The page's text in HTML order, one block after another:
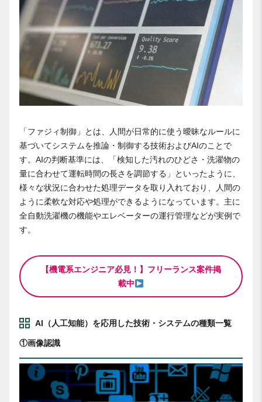
「ファジィ制御」とは、人間が日常的に使う曖昧なルールに
基づいてシステムを推論・制御する技術およびAIのことで
す。AIの判断基準には、「検知した汚れのひどさ・洗濯物の
量に合わせて運転時間の長さを調節する」といったように、
様々な状況に合わせた処理データを取り入れており、人間の
ように柔軟な対応や処理ができるようになっています。主に
全自動洗濯機の機能やエレベーターの運行管理などが実例で
す。
【機電系エンジニア必見！】フリーランス案件掲
載中
AI（人工知能）を応用した技術・システムの種類一覧
①画像認識